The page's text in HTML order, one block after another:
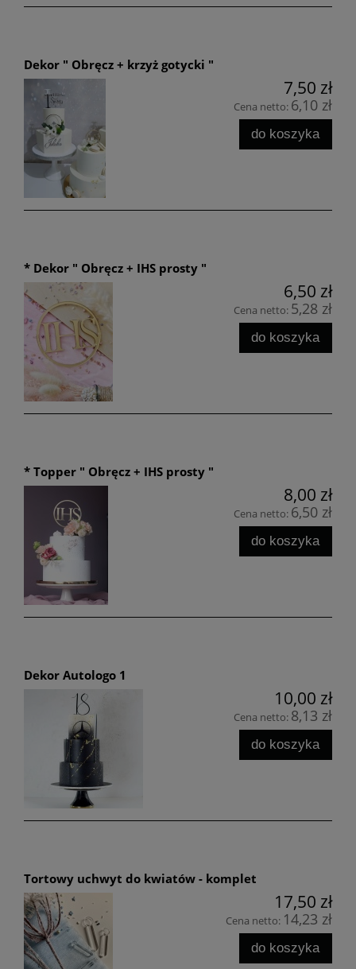
Dekor " Obręcz + krzyż gotycki "
7,50 zł
Cena netto: 6,10 zł
do koszyka
* Dekor " Obręcz + IHS prosty "
6,50 zł
Cena netto: 5,28 zł
do koszyka
* Topper " Obręcz + IHS prosty "
8,00 zł
Cena netto: 6,50 zł
do koszyka
Dekor Autologo 1
10,00 zł
Cena netto: 8,13 zł
do koszyka
Tortowy uchwyt do kwiatów - komplet
17,50 zł
Cena netto: 14,23 zł
do koszyka